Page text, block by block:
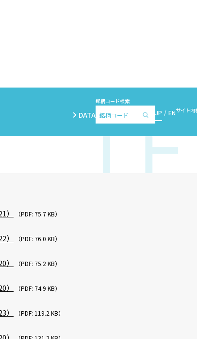
DATA
銘柄コード検索
JP ENサイト内
） （PDF: 75.7 KB）
） （PDF: 76.0 KB）
） （PDF: 75.2 KB）
） （PDF: 74.9 KB）
） （PDF: 119.2 KB）